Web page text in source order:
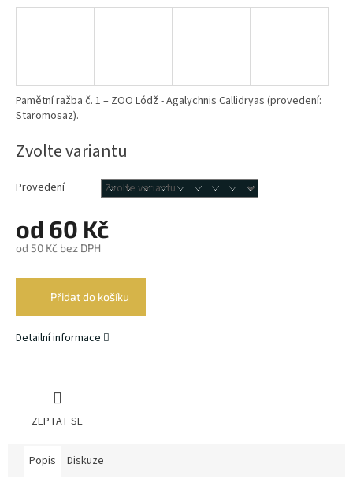
od 60 Kč
od 50 Kč bez DPH
Zvolte variantu
Provedení
Přidat do košíku
Pamětní ražba č. 1 – ZOO Lódž - Agalychnis Callidryas (provedení:
Staromosaz).
Detailní informace
ZEPTAT SE
Popis Diskuze